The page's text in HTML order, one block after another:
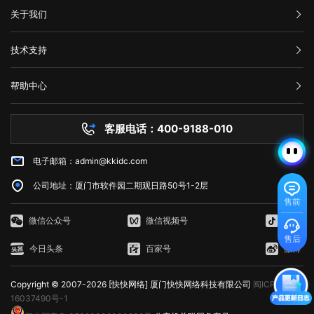
售前
售后
汇款信息
购买流程
服务条款
关于我们
公司介绍
举报中心
隐私声明
技术支持
网站备案
技术文档
帮助中心
服务器问题
市场资讯
客服电话：400-9188-010
电子邮箱：admin@kkidc.com
公司地址：厦门市软件园二期观日路50号1-2层
微信公众号 微信视频号 抖音
今日头条 百家号 微博
Copyright © 2007-2026 [快快网络] 厦门快快网络科技有限公司 闽ICP备
16037490号-1